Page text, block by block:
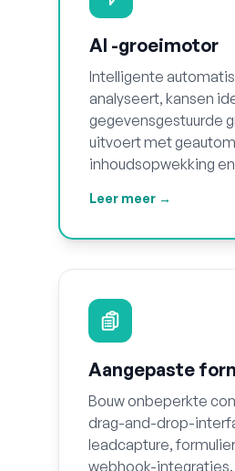
AI -groeimotor
Intelligente
analyseert, kansen
gegevensgestuurde
uitvoert met
inhoudsopwekking
Leer meer →
Aangepaste
Bouw onbeperkte
drag-and-drop-
leadcapture,
webhook-integraties.